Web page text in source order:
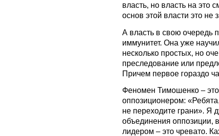
власть, но власть на это
основ этой власти это не
А власть в свою очередь
иммунитет. Она уже
несколько простых, но
преследование или
Причем первое гораздо
Феномен Тимошенко – это
оппозиционером:
не переходите грани». Я
объединения оппозиции,
лидером – это чревато.